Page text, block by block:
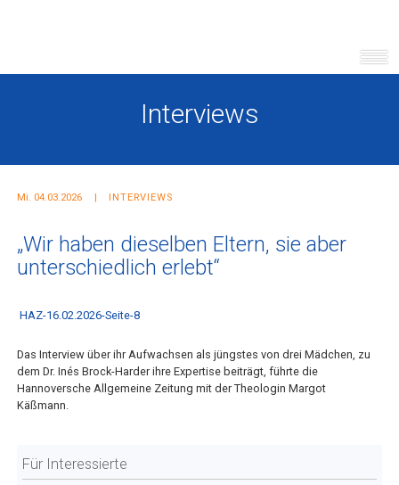
Interviews
Mi. 04.03.2026 INTERVIEWS
„Wir haben dieselben Eltern, sie aber
unterschiedlich erlebt“
HAZ-16.02.2026-Seite-8
Das Interview über ihr Aufwachsen als jüngstes von drei Mädchen, zu
dem Dr. Inés Brock-Harder ihre Expertise beiträgt, führte die
Hannoversche Allgemeine Zeitung mit der Theologin Margot
Käßmann.
Für Interessierte